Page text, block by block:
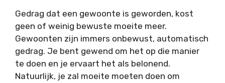
Gedrag dat een gewoonte is geworden, kost
geen of weinig bewuste moeite meer.
Gewoonten zijn immers onbewust, automatisch
gedrag. Je bent gewend om het op die manier
te doen en je ervaart het als belonend.
Natuurlijk, je zal moeite moeten doen om